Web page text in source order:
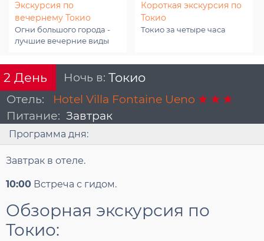
Экскурсия по
вечернему Токио
Огни большого города -
лучшие вечерние виды
Короткая экскурсия по
Токио
Токио за четыре часа
2 День Ночь в: Токио
Отель:
Hotel Villa Fontaine Ueno
Питание: Завтрак
Программа дня:
Завтрак в отеле.
10:00 Встреча с гидом.
Обзорная экскурсия по
Токио: